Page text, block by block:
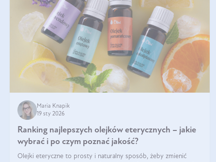
Maria Knapik
19 sty 2026
Ranking najlepszych olejków eterycznych – jakie
wybrać i po czym poznać jakość?
Olejki eteryczne to prosty i naturalny sposób, żeby zmienić